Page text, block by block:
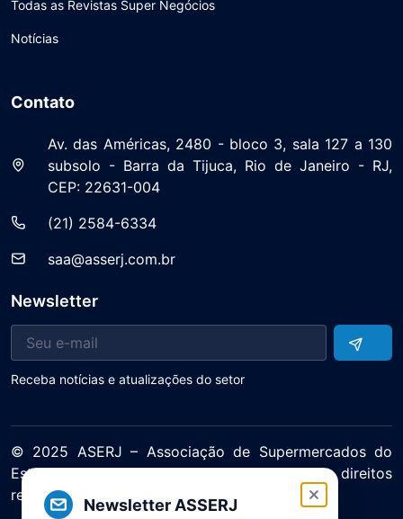
Newsletter ASSERJ
Todas as Revistas Super Negócios
Notícias
Contato
Av. das Américas, 2480 - bloco 3, sala 127 a 130
subsolo - Barra da Tijuca, Rio de Janeiro - RJ,
CEP: 22631-004
(21) 2584-6334
saa@asserj.com.br
Newsletter
Receba notícias e atualizações do setor
© 2025 ASERJ – Associação de Supermercados do
Estado do Rio de Janeiro. Todos os direitos
reservados.